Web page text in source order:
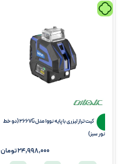
کیت تراز لیزری با پایه نووا مدل 2667G (دو خط
نور سبز)
24,998,000تومان